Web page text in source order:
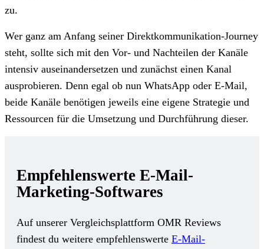
zu.
Wer ganz am Anfang seiner Direktkommunikation-Journey
steht, sollte sich mit den Vor- und Nachteilen der Kanäle
intensiv auseinandersetzen und zunächst einen Kanal
ausprobieren. Denn egal ob nun WhatsApp oder E-Mail,
beide Kanäle benötigen jeweils eine eigene Strategie und
Ressourcen für die Umsetzung und Durchführung dieser.
Empfehlenswerte E-Mail-
Marketing-Softwares
Auf unserer Vergleichsplattform OMR Reviews
findest du weitere empfehlenswerte E-Mail-